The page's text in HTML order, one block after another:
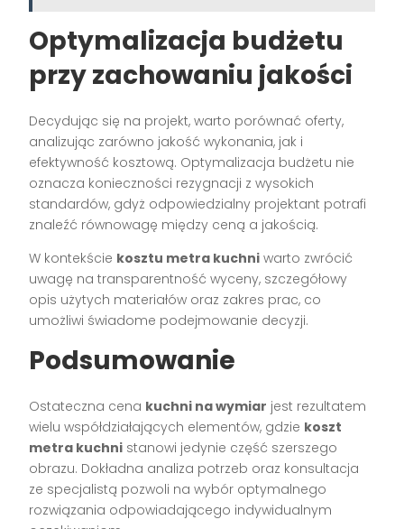
Optymalizacja budżetu
przy zachowaniu jakości
Decydując się na projekt, warto porównać oferty,
analizując zarówno jakość wykonania, jak i
efektywność kosztową. Optymalizacja budżetu nie
oznacza konieczności rezygnacji z wysokich
standardów, gdyż odpowiedzialny projektant potrafi
znaleźć równowagę między ceną a jakością.
W kontekście kosztu metra kuchni warto zwrócić
uwagę na transparentność wyceny, szczegółowy
opis użytych materiałów oraz zakres prac, co
umożliwi świadome podejmowanie decyzji.
Podsumowanie
Ostateczna cena kuchni na wymiar jest rezultatem
wielu współdziałających elementów, gdzie koszt
metra kuchni stanowi jedynie część szerszego
obrazu. Dokładna analiza potrzeb oraz konsultacja
ze specjalistą pozwoli na wybór optymalnego
rozwiązania odpowiadającego indywidualnym